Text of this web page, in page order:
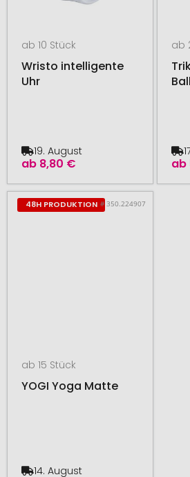
ab 10 Stück
Wristo intelligente
Uhr
ab 8,80 €
19. August
ab
Ball
ab
48H PRODUKTION # 350.224907
ab 15 Stück
YOGI Yoga Matte
14. August